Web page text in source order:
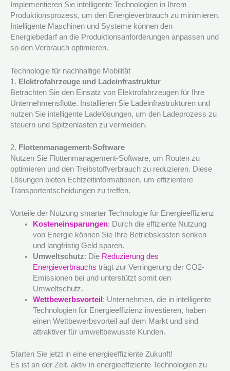
Implementieren Sie intelligente Technologien in Ihrem
Produktionsprozess, um den Energieverbrauch zu minimieren.
Intelligente Maschinen und Systeme können den
Energiebedarf an die Produktionsanforderungen anpassen und
so den Verbrauch optimieren.
Technologie für nachhaltige Mobilität
1. Elektrofahrzeuge und Ladeinfrastruktur
Betrachten Sie den Einsatz von Elektrofahrzeugen für Ihre
Unternehmensflotte. Installieren Sie Ladeinfrastrukturen und
nutzen Sie intelligente Ladelösungen, um den Ladeprozess zu
steuern und Spitzenlasten zu vermeiden.
2. Flottenmanagement-Software
Nutzen Sie Flottenmanagement-Software, um Routen zu
optimieren und den Treibstoffverbrauch zu reduzieren. Diese
Lösungen bieten Echtzeitinformationen, um effizientere
Transportentscheidungen zu treffen.
Vorteile der Nutzung smarter Technologie für Energieeffizienz
Kosteneinsparungen: Durch die effiziente Nutzung
von Energie können Sie Ihre Betriebskosten senken
und langfristig Geld sparen.
Umweltschutz: Die Reduzierung des
Energieverbrauchs trägt zur Verringerung der CO2-
Emissionen bei und unterstützt somit den
Umweltschutz.
Wettbewerbsvorteil : Unternehmen, die in intelligente
Technologien für Energieeffizienz investieren, haben
einen Wettbewerbsvorteil auf dem Markt und sind
attraktiver für umweltbewusste Kunden.
Starten Sie jetzt in eine energieeffiziente Zukunft!
Es ist an der Zeit, aktiv in energieeffiziente Technologien zu